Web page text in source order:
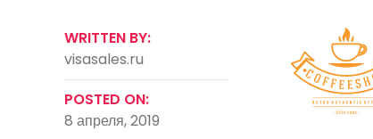
WRITTEN BY:
visasales.ru
POSTED ON:
8 апреля, 2019